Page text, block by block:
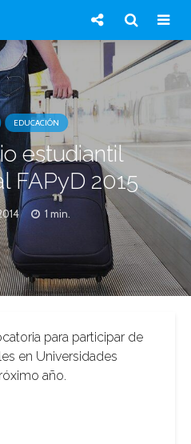
EDUCACIÓN
estudiantil
FAPyD 2015
1 min.
para participar de
en Universidades
año.